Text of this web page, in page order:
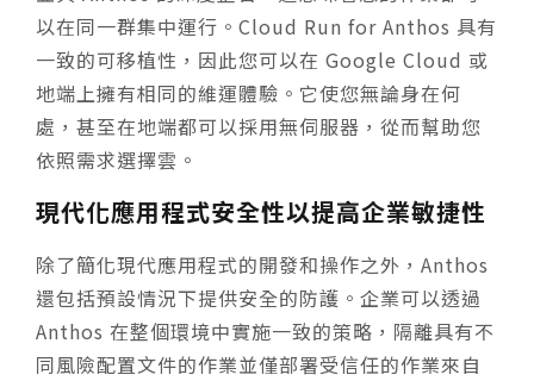
以在同一群集中運行。Cloud Run for Anthos 具有
一致的可移植性，因此您可以在 Google Cloud 或
地端上擁有相同的維運體驗。它使您無論身在何
處，甚至在地端都可以採用無伺服器，從而幫助您
依照需求選擇雲。
現代化應用程式安全性以提高企業敏捷性
除了簡化現代應用程式的開發和操作之外，Anthos
還包括預設情況下提供安全的防護。企業可以透過
Anthos 在整個環境中實施一致的策略，隔離具有不
同風險配置文件的作業並僅部署受信任的作業來自